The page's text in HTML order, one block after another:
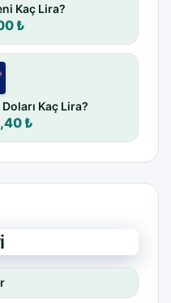
Kaç Lira?
₺
Kaç Lira?
₺